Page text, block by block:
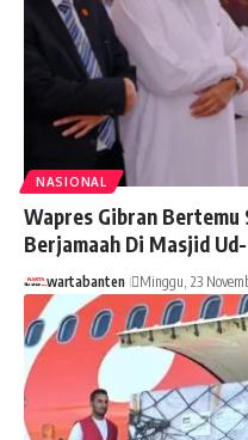
NASIONAL
Wapres Gibran Bertemu
Berjamaah Di Masjid
wartabanten Minggu, 23